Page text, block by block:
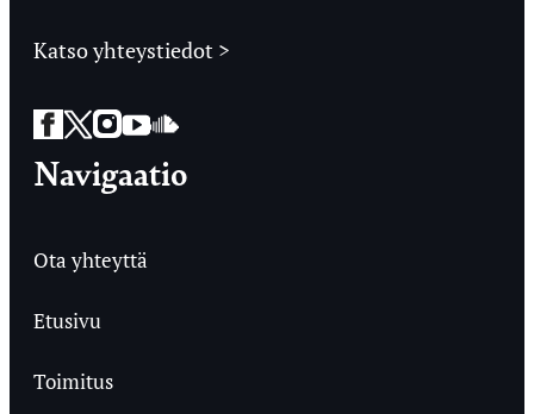
Katso yhteystiedot >
Facebook
Twitter
Instagram
YouTube
SoundCloud
Navigaatio
Ota yhteyttä
Etusivu
Toimitus